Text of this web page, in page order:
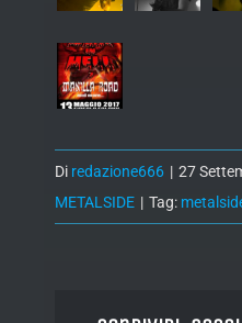
Di redazione666 | 27
METALSIDE | Tag: